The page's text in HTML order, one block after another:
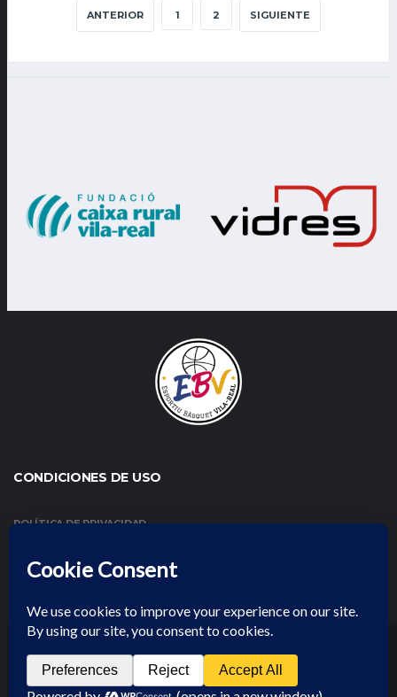
ANTERIOR 1 2 SIGUIENTE
CONDICIONES DE USO
POLÍTICA DE PRIVACIDAD
EBV 2025 | ALL RIGHTS RESERVED
POLÍTICA DE PRIVACIDAD CONDICIONES DE USO Y AVISO LEGAL